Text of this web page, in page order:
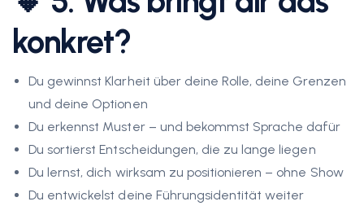
konkret?
Du gewinnst Klarheit über deine Rolle, deine Grenzen
und deine Optionen
Du erkennst Muster – und bekommst Sprache dafür
Du sortierst Entscheidungen, die zu lange liegen
Du lernst, dich wirksam zu positionieren – ohne Show
Du entwickelst deine Führungsidentität weiter